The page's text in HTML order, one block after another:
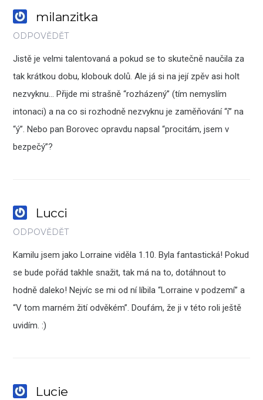
milanzitka
ODPOVĚDĚT
Jistě je velmi talentovaná a pokud se to skutečně naučila za
tak krátkou dobu, klobouk dolů. Ale já si na její zpěv asi holt
nezvyknu… Přijde mi strašně “rozházený” (tím nemyslím
intonaci) a na co si rozhodně nezvyknu je zaměňování “í” na
“ý”. Nebo pan Borovec opravdu napsal “procitám, jsem v
bezpečý”?
Lucci
ODPOVĚDĚT
Kamilu jsem jako Lorraine viděla 1.10. Byla fantastická! Pokud
se bude pořád takhle snažit, tak má na to, dotáhnout to
hodně daleko! Nejvíc se mi od ní líbila “Lorraine v podzemí” a
“V tom marném žití odvěkém”. Doufám, že ji v této roli ještě
uvidím. :)
Lucie